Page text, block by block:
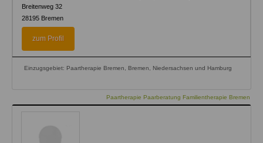
Breitenweg 32
28195 Bremen
zum Profil
Einzugsgebiet: Paartherapie Bremen, Bremen, Niedersachsen und Hamburg
Paartherapie Paarberatung Familientherapie Bremen